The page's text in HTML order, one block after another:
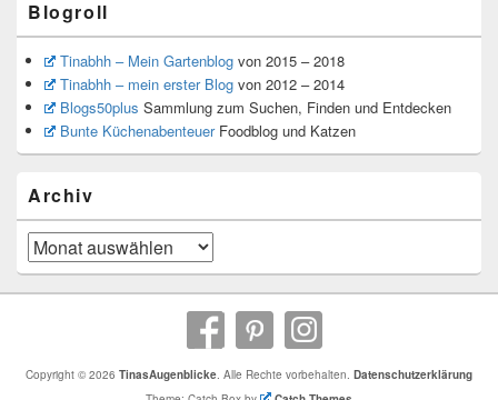
Blogroll
Tinabhh – Mein Gartenblogvon 2015 – 2018
Tinabhh – mein erster Blogvon 2012 – 2014
Blogs50plus Sammlung zum Suchen, Finden und Entdecken
Bunte KüchenabenteuerFoodblog und Katzen
Archiv
Archiv
Copyright © 2026 TinasAugenblicke . Alle Rechte vorbehalten. Datenschutzerklärung